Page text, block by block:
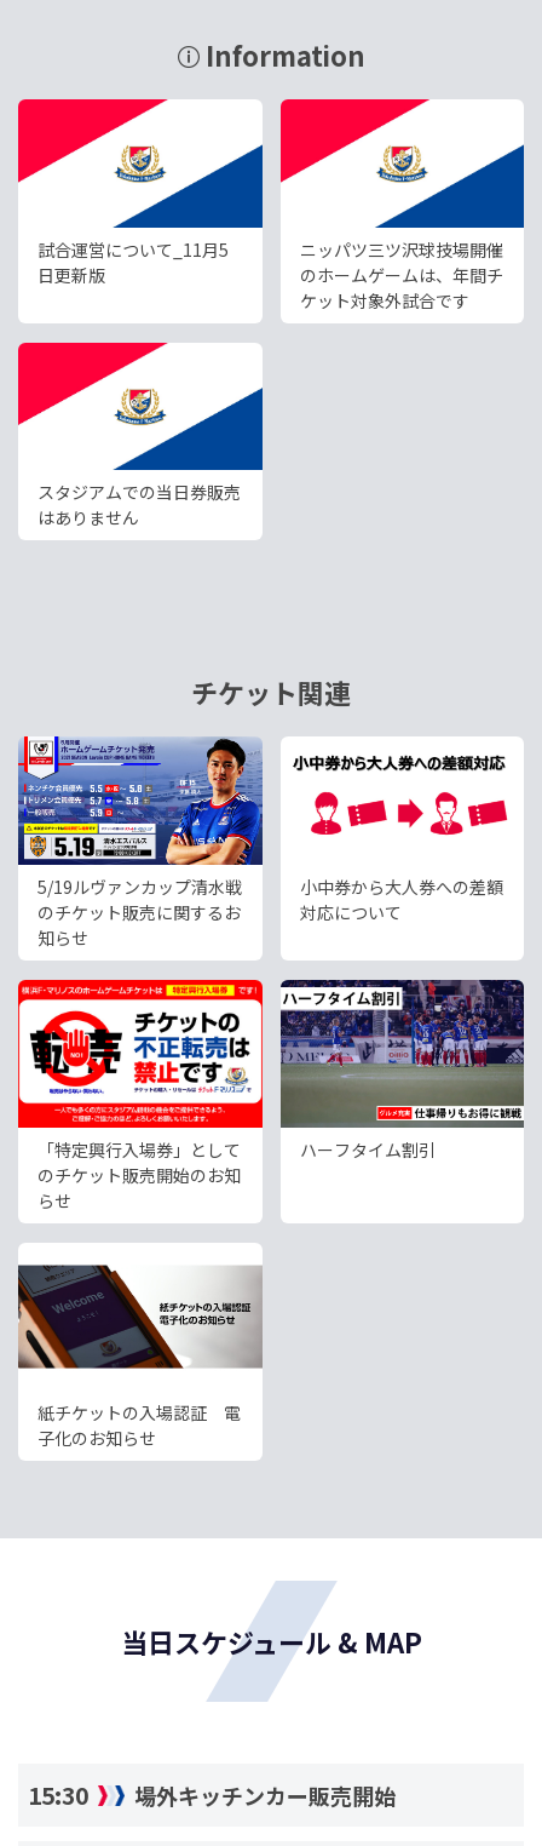
Information
試合運営について_11月5
日更新版
ニッパツ三ツ沢球技場開催
のホームゲームは、年間チ
ケット対象外試合です
スタジアムでの当日券販売
はありません
チケット関連
5/19ルヴァンカップ清水戦
のチケット販売に関するお
知らせ
小中券から大人券への差額
対応について
「特定興行入場券」として
のチケット販売開始のお知
らせ
ハーフタイム割引
紙チケットの入場認証 電
子化のお知らせ
当日スケジュール & MAP
15:30 場外キッチンカー販売開始